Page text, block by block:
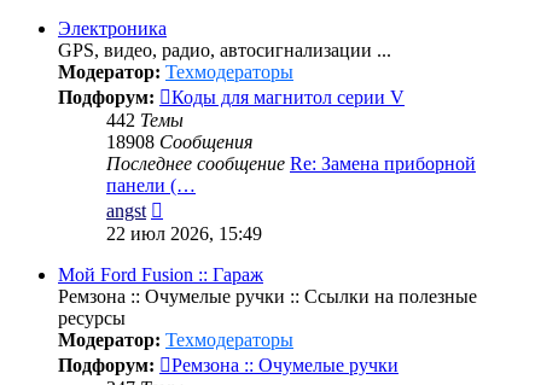
Электроника
GPS, видео, радио, автосигнализации ...
Модератор: Техмодераторы
Подфорум:
Коды для магнитол серии V
442 Темы
18908 Сообщения
Последнее сообщение Re: Замена приборной
панели (…
angst
к
сообщению
22 июл 2026, 15:49
Мой Ford Fusion :: Гараж
Ремзона :: Очумелые ручки :: Ссылки на полезные
ресурсы
Модератор: Техмодераторы
Подфорум:
Ремзона :: Очумелые ручки